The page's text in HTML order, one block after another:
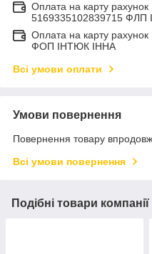
Оплата на карту
5169335102839715 ФЛП
Оплата на карту
ФОП ІНТЮК ІННА
Всі умови оплати
Умови повернення
Повернення товару
Всі умови повернення
Подібні товари компанії